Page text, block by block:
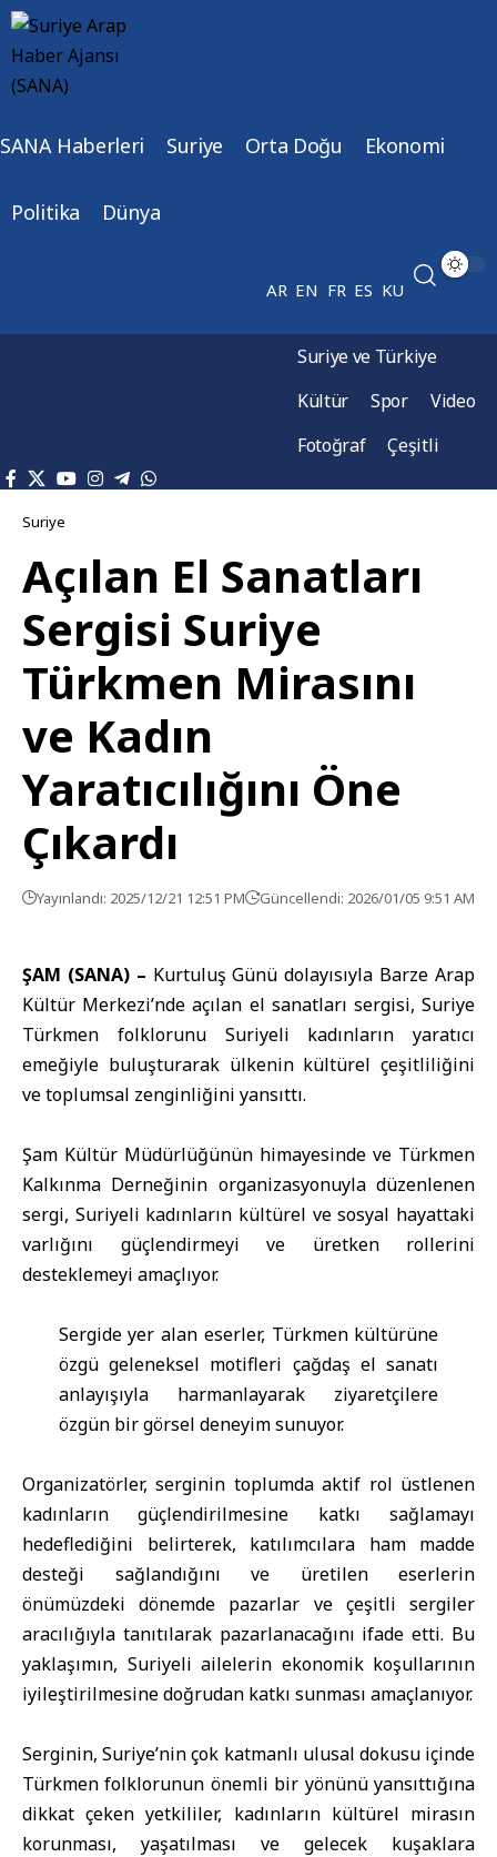
SANA Haberleri Suriye Orta Doğu Ekonomi
Politika Dünya
AR EN FR ES KU
Suriye ve Türkiye
Kültür
Spor
Video
Fotoğraf
Çeşitli
Suriye
Açılan El Sanatları
Sergisi Suriye
Türkmen Mirasını
ve Kadın
Yaratıcılığını Öne
Çıkardı
Yayınlandı: 2025/12/21 12:51 PM Güncellendi: 2026/01/05 9:51 AM
ŞAM (SANA) – Kurtuluş Günü dolayısıyla Barze Arap
Kültür Merkezi’nde açılan el sanatları sergisi, Suriye
Türkmen folklorunu Suriyeli kadınların yaratıcı
emeğiyle buluşturarak ülkenin kültürel çeşitliliğini
ve toplumsal zenginliğini yansıttı.
Şam Kültür Müdürlüğünün himayesinde ve Türkmen
Kalkınma Derneğinin organizasyonuyla düzenlenen
sergi, Suriyeli kadınların kültürel ve sosyal hayattaki
varlığını güçlendirmeyi ve üretken rollerini
desteklemeyi amaçlıyor.
Sergide yer alan eserler, Türkmen kültürüne
özgü geleneksel motifleri çağdaş el sanatı
anlayışıyla harmanlayarak ziyaretçilere
özgün bir görsel deneyim sunuyor.
Organizatörler, serginin toplumda aktif rol üstlenen
kadınların güçlendirilmesine katkı sağlamayı
hedeflediğini belirterek, katılımcılara ham madde
desteği sağlandığını ve üretilen eserlerin
önümüzdeki dönemde pazarlar ve çeşitli sergiler
aracılığıyla tanıtılarak pazarlanacağını ifade etti. Bu
yaklaşımın, Suriyeli ailelerin ekonomik koşullarının
iyileştirilmesine doğrudan katkı sunması amaçlanıyor.
Serginin, Suriye’nin çok katmanlı ulusal dokusu içinde
Türkmen folklorunun önemli bir yönünü yansıttığına
dikkat çeken yetkililer, kadınların kültürel mirasın
korunması, yaşatılması ve gelecek kuşaklara